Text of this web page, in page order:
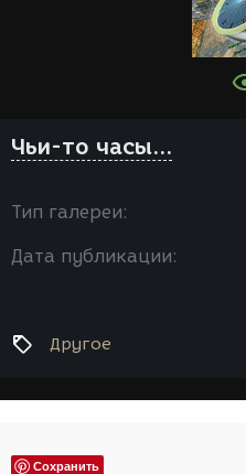
Чьи-то часы...
Тип галереи:
Дата публикации:
Другое
Сохранить